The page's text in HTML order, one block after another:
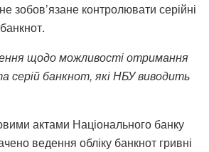
зобов’язане контролювати серійні
щодо можливості отримання
серій банкнот, які НБУ виводить
актами Національного банку
ведення обліку банкнот гривні